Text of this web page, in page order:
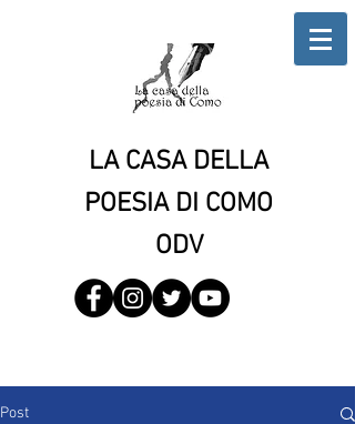
LA CASA DELLA
POESIA DI COMO
ODV
Post